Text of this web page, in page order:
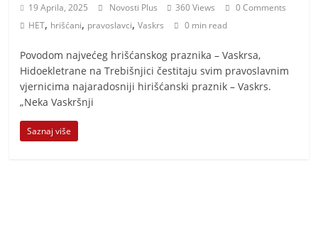
i
n
i
h
v
i
19 Aprila, 2025 Novosti Plus 360 Views
0 Comments
HET, hrišćani, pravoslavci,Vaskrs 0 min read
Povodom najvećeg hrišćanskog praznika – Vaskrsa,
Hidoekletrane na Trebišnjici čestitaju svim pravoslavnim
vjernicima najaradosniji hirišćanski praznik – Vaskrs.
„Neka Vaskršnji
Saznaj više